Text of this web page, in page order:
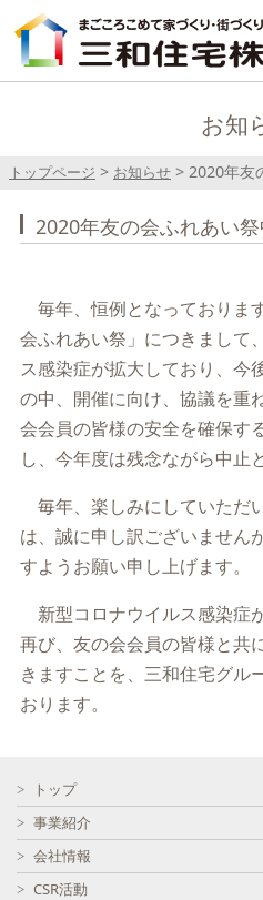
お知
トップページ > お知らせ > 2020年友
2020年友の会ふれあい
毎年、恒例となっておりま
会ふれあい祭」につきまして
ス感染症が拡大しており、今
の中、開催に向け、協議を重
会会員の皆様の安全を確保す
し、今年度は残念ながら中止
毎年、楽しみにしていただ
は、誠に申し訳ございません
すようお願い申し上げます。
新型コロナウイルス感染症
再び、友の会会員の皆様と共
きますことを、三和住宅グル
おります。
トップ
事業紹介
会社情報
CSR活動